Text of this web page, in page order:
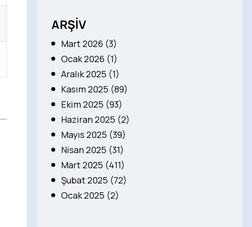
ARŞİV
Mart 2026 (3)
Ocak 2026 (1)
Aralık 2025 (1)
Kasım 2025 (89)
Ekim 2025 (93)
Haziran 2025 (2)
Mayıs 2025 (39)
Nisan 2025 (31)
Mart 2025 (411)
Şubat 2025 (72)
Ocak 2025 (2)